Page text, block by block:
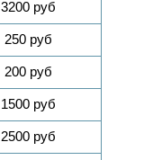
3200 руб
250 руб
200 руб
1500 руб
2500 руб